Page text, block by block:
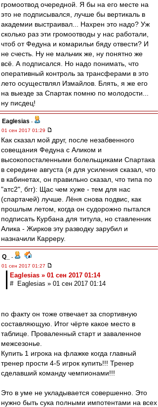
громоотвод очередной. Я бы на его месте на
это не подписывался, лучше бы вертикаль в
академии выстраивал... Нахрен это надо? Уж
сколько раз эти громоотводы у нас работали,
чтоб от Федуна и комарильи бяду отвести? И
не счесть. Ну не мальчик же, ну понятно же
всё. А подписался. Но надо понимать, что
оперативный контроль за трансферами в это
лето осуществлял Измайлов. Блять, я же его
на выезде за Спартак помню по молодости...
ну писдец!
Eaglesias -
01 сен 2017 01:29
Как сказал мой друг, после незабвенного
совещания Федуна с Аликом и
высокопосталенными болельщиками Спартака
в середине августа (я для усиления сказал, что
в кабинетах, он правильно сказал, что типа по
"атс2", бгг): Щас чем хуже - тем для нас
(спартачей) лучше. Лёня снова подвис, как
прошлым летом, когда он судорожно пытался
подписать Курбана для титула, но ставленник
Алика - Жирков эту разводку зарубил и
назначили Карреру.
Q_
-
01 сен 2017 01:27
Eaglesias » 01 сен 2017 01:14
# Eaglesias » 01 сен 2017 01:14
по факту он тоже отвечает за спортивную
составляющую. Итог чёрте какое место в
таблице. Проваленный старт и заваленное
межсезонье.
Купить 1 игрока на флажке когда главный
тренер прости 4-5 игрок купить!!! Тренер
сделавший команду чемпионами!!!
Это в уме не укладывается совершенно. Это
нужно быть сука полными импотентами на всех